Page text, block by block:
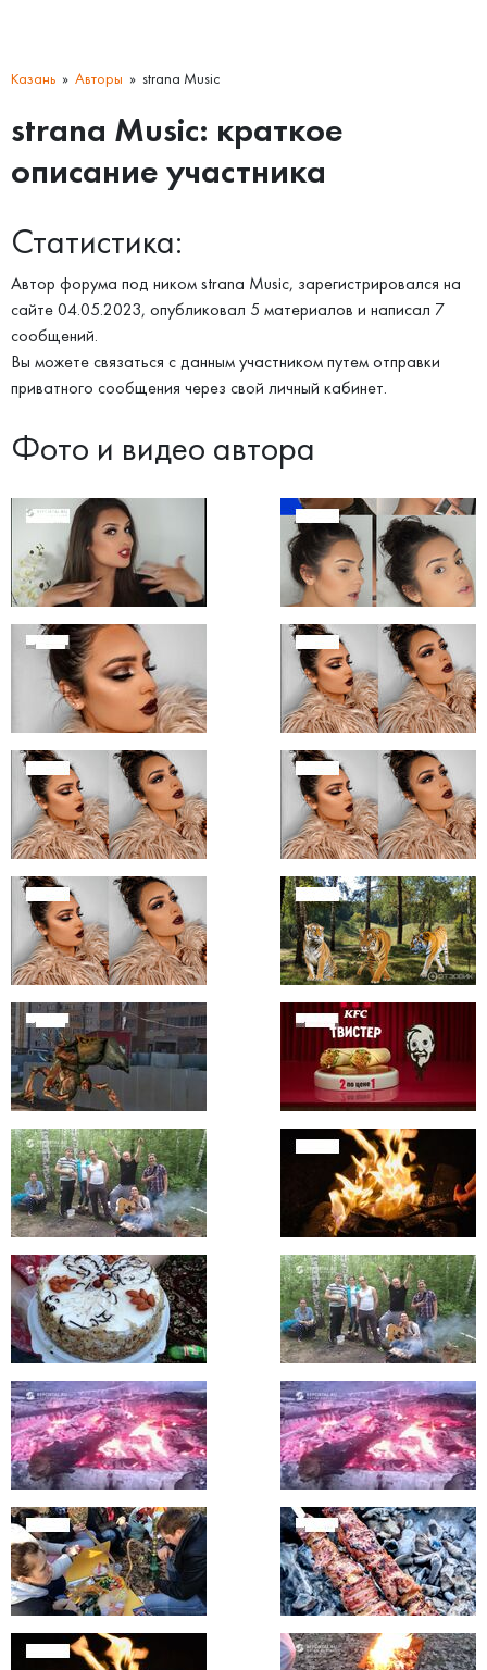
Казань Авторы strana Music
strana Music: краткое
описание участника
Статистика:
Автор форума под ником strana Music, зарегистрировался на
сайте 04.05.2023, опубликовал 5 материалов и написал 7
сообщений.
Вы можете связаться с данным участником путем отправки
приватного сообщения через свой личный кабинет.
Фото и видео автора